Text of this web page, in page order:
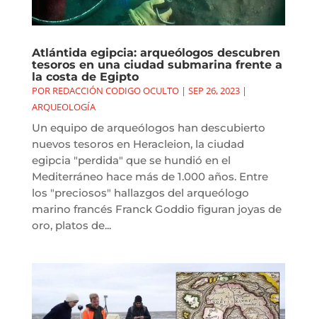
Atlántida egipcia: arqueólogos descubren
tesoros en una ciudad submarina frente a
la costa de Egipto
POR REDACCIÓN CODIGO OCULTO| SEP 26, 2023|
ARQUEOLOGÍA
Un equipo de arqueólogos han descubierto
nuevos tesoros en Heracleion, la ciudad
egipcia "perdida" que se hundió en el
Mediterráneo hace más de 1.000 años. Entre
los "preciosos" hallazgos del arqueólogo
marino francés Franck Goddio figuran joyas de
oro, platos de...